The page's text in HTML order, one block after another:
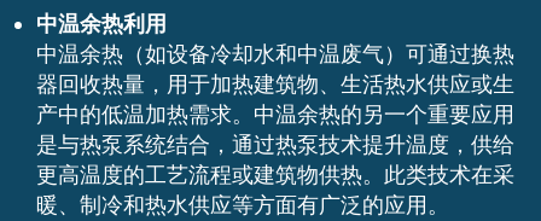
中温余热利用
中温余热（如设备冷却水和中温废气）可通过换热
器回收热量，用于加热建筑物、生活热水供应或生
产中的低温加热需求。中温余热的另一个重要应用
是与热泵系统结合，通过热泵技术提升温度，供给
更高温度的工艺流程或建筑物供热。此类技术在采
暖、制冷和热水供应等方面有广泛的应用。